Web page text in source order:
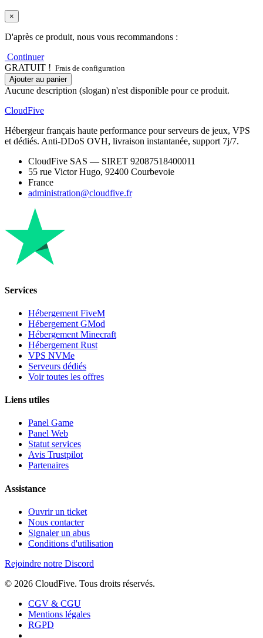
×
D'après ce produit, nous vous recommandons :
Continuer
GRATUIT ! Frais de configuration
Ajouter au panier
Aucune description (slogan) n'est disponible pour ce produit.
CloudFive
Hébergeur français haute performance pour serveurs de jeux, VPS
et dédiés. Anti-DDoS OVH, livraison instantanée, support 7j/7.
CloudFive SAS — SIRET 92087518400011
55 rue Victor Hugo, 92400 Courbevoie
France
administration@cloudfive.fr
Services
Hébergement FiveM
Hébergement GMod
Hébergement Minecraft
Hébergement Rust
VPS NVMe
Serveurs dédiés
Voir toutes les offres
Liens utiles
Panel Game
Panel Web
Statut services
Avis Trustpilot
Partenaires
Assistance
Ouvrir un ticket
Nous contacter
Signaler un abus
Conditions d'utilisation
Rejoindre notre Discord
© 2026 CloudFive. Tous droits réservés.
CGV & CGU
Mentions légales
RGPD